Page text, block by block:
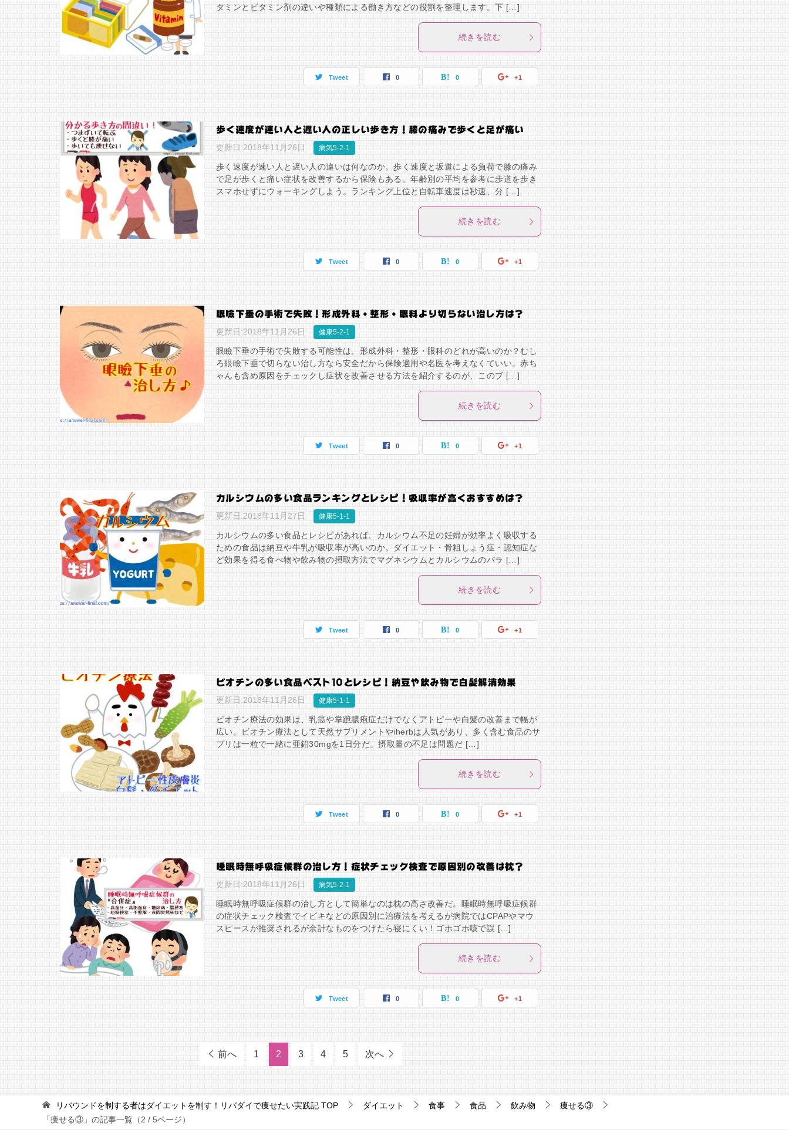
タミンとビタミン剤の違いや種類による働き方などの役割を整理します。下 […]
続きを読む
Tweet 0 0 +1
歩く速度が速い人と遅い人の正しい歩き方！膝の痛みで歩くと足が痛い
更新日:2018年11月26日 病気5-2-1
歩く速度が速い人と遅い人の違いは何なのか。歩く速度と坂道による負荷で膝の痛み
で足が歩くと痛い症状を改善するから保険もある。年齢別の平均を参考に歩道を歩き
スマホせずにウォーキングしよう。ランキング上位と自転車速度は秒速、分 […]
続きを読む
Tweet 0 0 +1
眼瞼下垂の手術で失敗！形成外科・整形・眼科より切らない治し方は？
更新日:2018年11月26日 健康5-2-1
眼瞼下垂の手術で失敗する可能性は、形成外科・整形・眼科のどれが高いのか？むし
ろ眼瞼下垂で切らない治し方なら安全だから保険適用や名医を考えなくていい。赤ち
ゃんも含め原因をチェックし症状を改善させる方法を紹介するのが、このブ […]
続きを読む
Tweet 0 0 +1
カルシウムの多い食品ランキングとレシピ！吸収率が高くおすすめは？
更新日:2018年11月27日 健康5-1-1
カルシウムの多い食品とレシピがあれば、カルシウム不足の妊婦が効率よく吸収する
ための食品は納豆や牛乳が吸収率が高いのか。ダイエット・骨粗しょう症・認知症な
ど効果を得る食べ物や飲み物の摂取方法でマグネシウムとカルシウムのバラ […]
続きを読む
Tweet 0 0 +1
ビオチンの多い食品ベスト10とレシピ！納豆や飲み物で白髪解消効果
更新日:2018年11月26日 健康5-1-1
ビオチン療法の効果は、乳癌や掌蹠膿疱症だけでなくアトピーや白髪の改善まで幅が
広い。ビオチン療法として天然サプリメントやiherbは人気があり、多く含む食品のサ
プリは一粒で一緒に亜鉛30mgを1日分だ。摂取量の不足は問題だ […]
続きを読む
Tweet 0 0 +1
睡眠時無呼吸症候群の治し方！症状チェック検査で原因別の改善は枕？
更新日:2018年11月26日 病気5-2-1
睡眠時無呼吸症候群の治し方として簡単なのは枕の高さ改善だ。睡眠時無呼吸症候群
の症状チェック検査でイビキなどの原因別に治療法を考えるが病院ではCPAPやマウ
スピースが推奨されるが余計なものをつけたら寝にくい！ゴホゴホ咳で誤 […]
続きを読む
Tweet 0 0 +1
前へ 1 2 3 4 5 次へ
リバウンドを制する者はダイエットを制す！リバダイで痩せたい実践記 TOP ダイエット 食事 食品 飲み物
痩せる③
「痩せる③」の記事一覧（2 / 5ページ）